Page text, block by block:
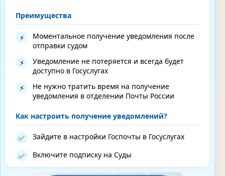
Преимущества
⚡
Моментальное получение уведомления после
отправки судом
⚡
Уведомление не потеряется и всегда будет
доступно в Госуслугах
⚡
Не нужно тратить время на получение
уведомления в отделении Почты России
Как настроить получение уведомлений?
✅ Зайдите в настройки Госпочты в Госуслугах
✅ Включите подписку на Суды